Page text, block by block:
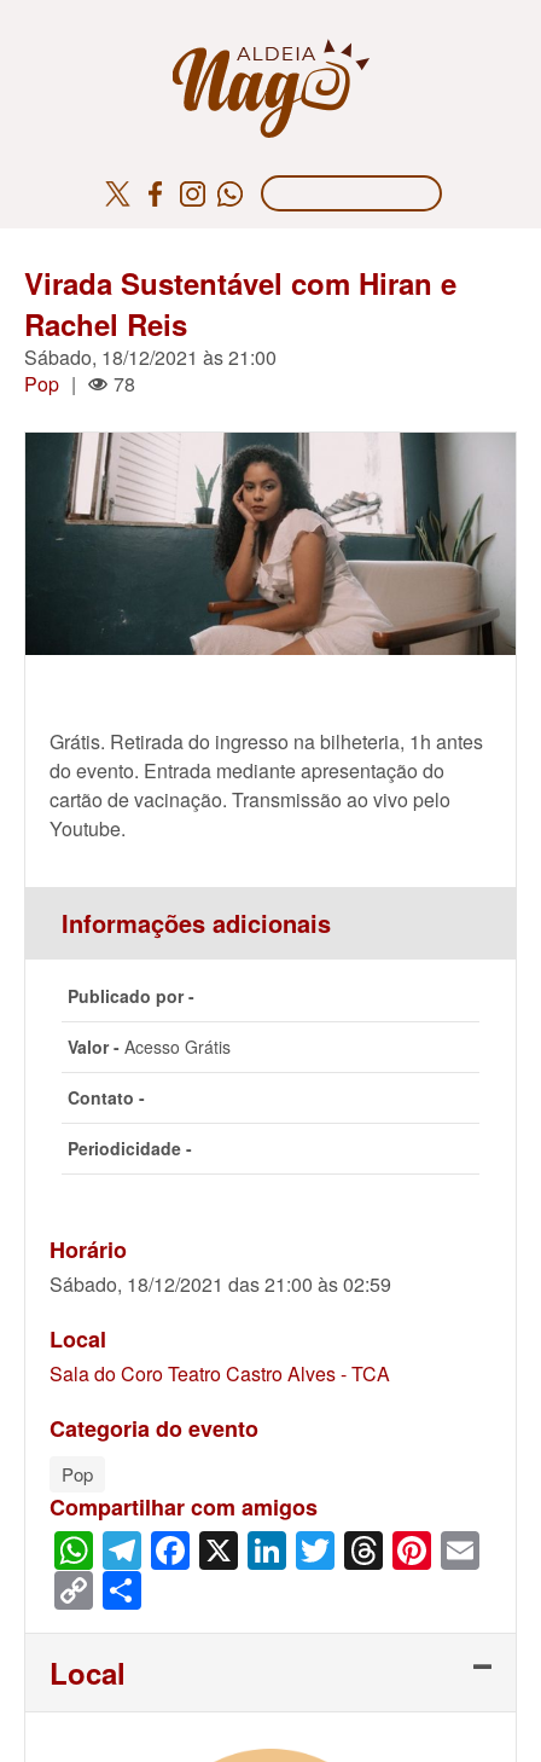
Virada Sustentável com Hiran e
Rachel Reis
Sábado, 18/12/2021 às 21:00
Pop | 78
Grátis. Retirada do ingresso na bilheteria, 1h antes
do evento. Entrada mediante apresentação do
cartão de vacinação. Transmissão ao vivo pelo
Youtube.
Informações adicionais
Publicado por -
Valor - Acesso Grátis
Contato -
Periodicidade -
Horário
Sábado, 18/12/2021 das 21:00 às 02:59
Local
Sala do Coro Teatro Castro Alves - TCA
Categoria do evento
Pop
Compartilhar com amigos
WhatsApp
Telegram
Facebook
X LinkedIn
Twitter
Threads
Copy
Link
Local